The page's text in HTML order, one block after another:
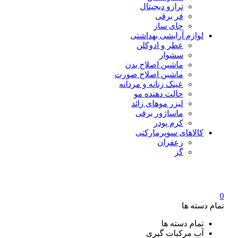
ترازو دیجیتال
فر برقی
چای ساز
لوازم آرایشی بهداشتی
عطر و ادوکلن
سشوار
ماشین اصلاح بدن
ماشین اصلاح صورت
عینک زنانه و مردانه
حالت دهنده مو
لیزر موهای زائد
ماساژور برقی
کرم پودر
کالاهای سوپرمارکتی
زعفران
گز
0
تمام دسته ها
تمام دسته ها
آب مرکبات گیری